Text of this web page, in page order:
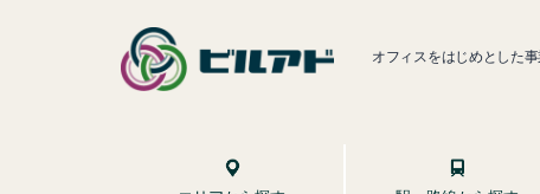
オフィスをはじめとした